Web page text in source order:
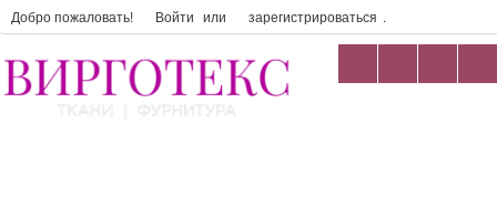
Добро пожаловать! Войти или зарегистрироваться .